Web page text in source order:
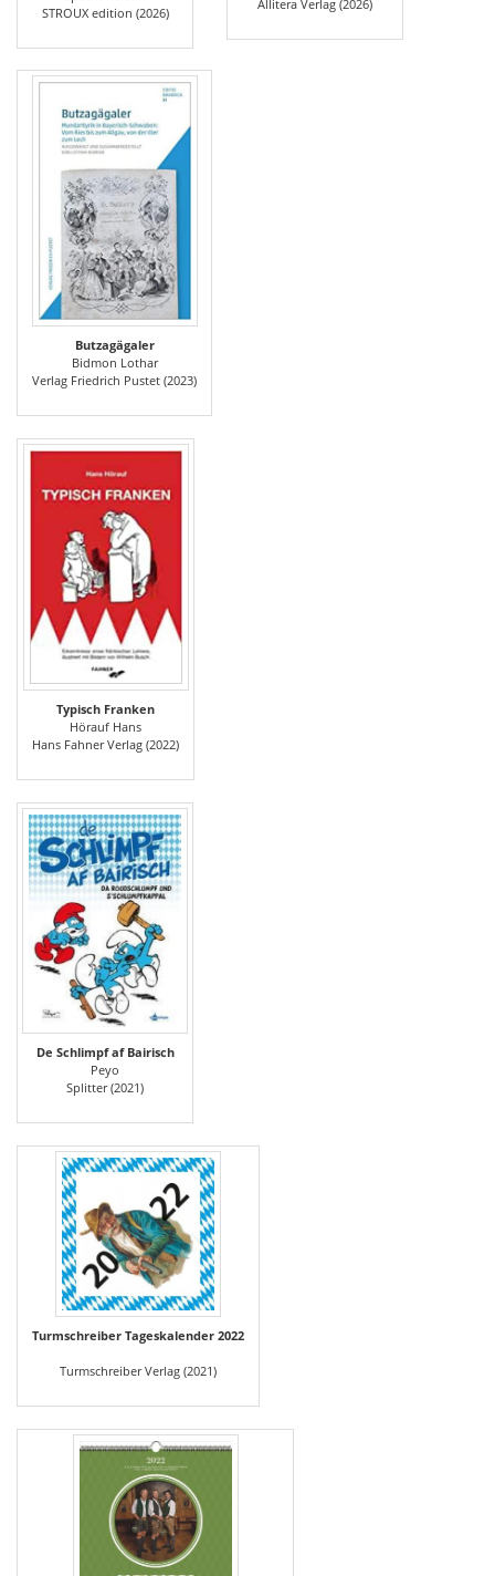
STROUX edition (2026)
Allitera Verlag (2026)
Butzagägaler
Bidmon Lothar
Verlag Friedrich Pustet (2023)
Typisch Franken
Hörauf Hans
Hans Fahner Verlag (2022)
De Schlimpf af Bairisch
Peyo
Splitter (2021)
Turmschreiber Tageskalender 2022
Turmschreiber Verlag (2021)